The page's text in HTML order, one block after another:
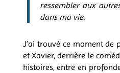
ressembler aux
dans ma vie.
J’ai trouvé ce moment de
et Xavier, derrière le
histoires, entre en